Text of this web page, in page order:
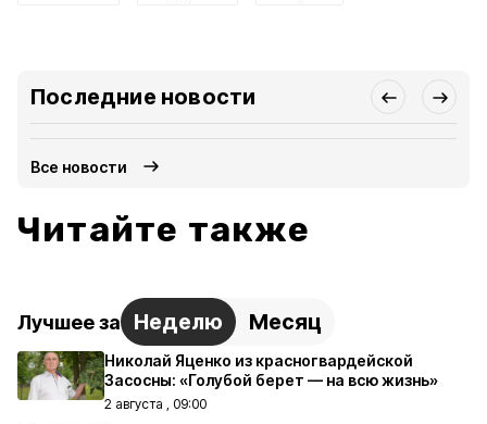
Последние новости
Все новости
Читайте также
Лучшее за Неделю Месяц
Николай Яценко из красногвардейской
Засосны: «Голубой берет — на всю жизнь»
2 августа , 09:00